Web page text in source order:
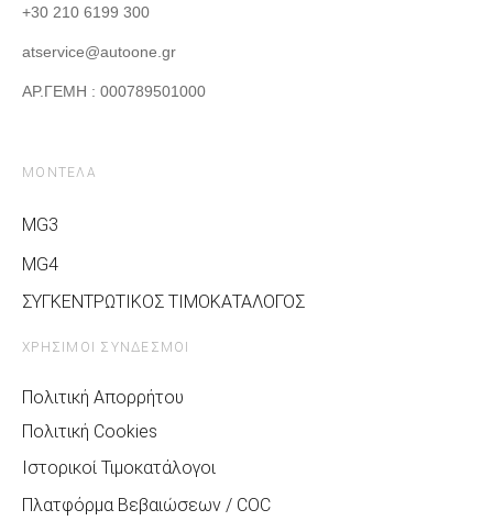
+30 210 6199 300
atservice@autoone.gr
ΑΡ.ΓΕΜΗ : 000789501000
ΜΟΝΤΕΛΑ
MG3
MG4
ΣΥΓΚΕΝΤΡΩΤΙΚΟΣ ΤΙΜΟΚΑΤΑΛΟΓΟΣ
ΧΡΗΣΙΜΟΙ ΣΥΝΔΕΣΜΟΙ
Πολιτική Απορρήτου
Πολιτική Cookies
Ιστορικοί Τιμοκατάλογοι
Πλατφόρμα Βεβαιώσεων / COC